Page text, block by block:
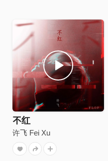
不红
许飞 Fei Xu